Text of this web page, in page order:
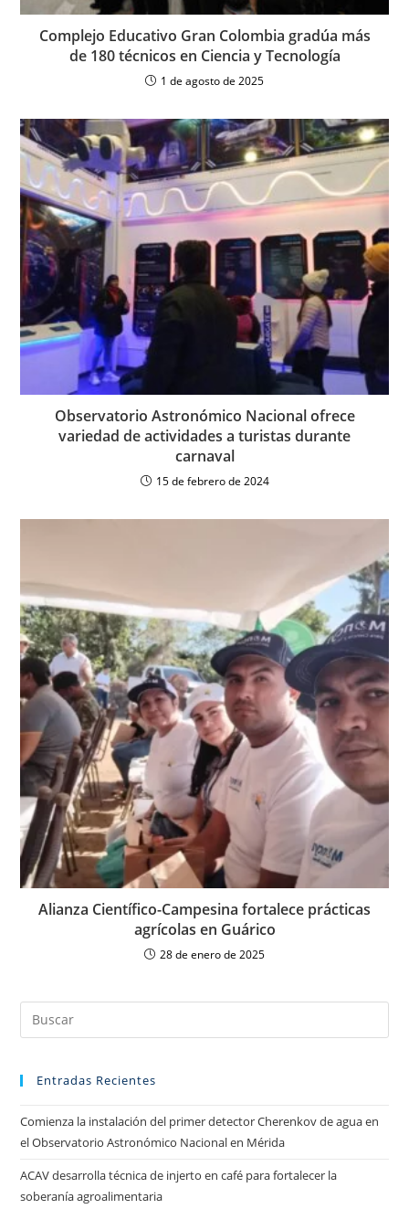
Complejo Educativo Gran Colombia gradúa más
de 180 técnicos en Ciencia y Tecnología
1 de agosto de 2025
Observatorio Astronómico Nacional ofrece
variedad de actividades a turistas durante
carnaval
15 de febrero de 2024
Alianza Científico-Campesina fortalece prácticas
agrícolas en Guárico
28 de enero de 2025
Entradas Recientes
Comienza la instalación del primer detector Cherenkov de agua en
el Observatorio Astronómico Nacional en Mérida
ACAV desarrolla técnica de injerto en café para fortalecer la
soberanía agroalimentaria